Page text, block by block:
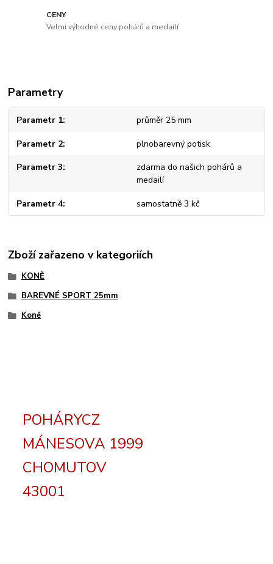
CENY
Velmi výhodné ceny pohárů a medailí
Parametry
Parametr 1 průměr 25 mm
Parametr 2 plnobarevný potisk
Parametr 3
zdarma do našich pohárů a
medailí
Parametr 4 samostatně 3 kč
Zboží zařazeno v kategoriích
KONĚ
BAREVNÉ SPORT 25mm
Koně
POHÁRYCZ
MÁNESOVA 1999
CHOMUTOV
43001